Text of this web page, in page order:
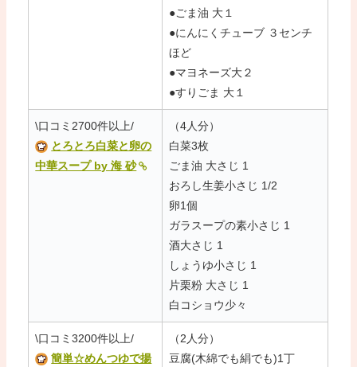
●ごま油 大１
●にんにくチューブ ３センチ
ほど
●マヨネーズ大２
●すりごま 大１
\口コミ2700件以上/
とろとろ白菜と卵の
中華スープ by 海 砂
（4人分）
白菜3枚
ごま油 大さじ 1
おろし生姜小さじ 1/2
卵1個
ガラスープの素小さじ 1
酒大さじ 1
しょうゆ小さじ 1
片栗粉 大さじ 1
白コショウ少々
\口コミ3200件以上/
簡単☆めんつゆで揚
（2人分）
豆腐(木綿でも絹でも)1丁